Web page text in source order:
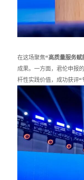
在这场聚焦“高质量服务赋
成果。一方面，君伦申报的
杆性实践价值，成功获评“